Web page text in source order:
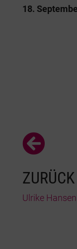
18.

ZURÜCK
Ulrike Hansen